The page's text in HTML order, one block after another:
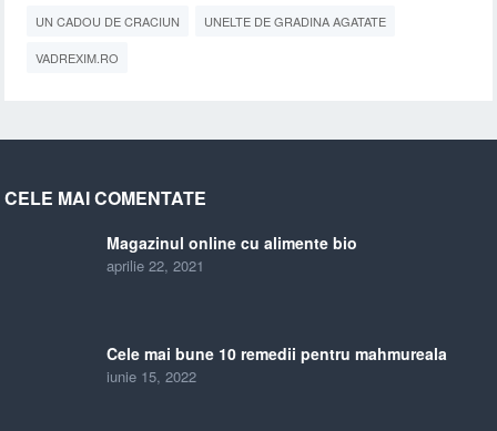
UN CADOU DE CRACIUN UNELTE DE GRADINA AGATATE
VADREXIM.RO
CELE MAI COMENTATE
Magazinul online cu alimente bio
aprilie 22, 2021
Cele mai bune 10 remedii pentru mahmureala
iunie 15, 2022